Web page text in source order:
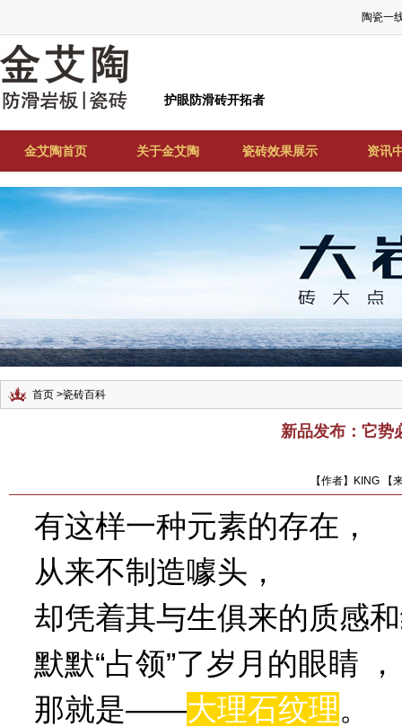
陶瓷一
护眼防滑砖开拓者
金艾陶首页 关于金艾陶 瓷砖效果展示 资讯
首页 >瓷砖百科
新品发布：它势
【作者】KING 【
有这样一种元素的存在，
从来不制造噱头，
却凭着其与生俱来的质感
默默“占领”了岁月的眼睛 ，
那就是——大理石纹理。